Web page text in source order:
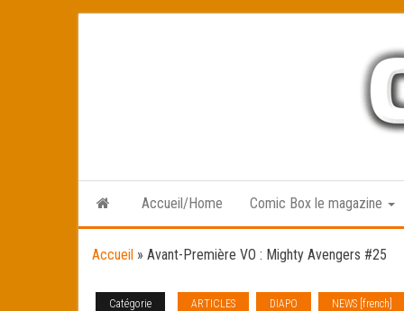
Accueil/Home Comic Box le magazine
Accueil » Avant-Première VO : Mighty Avengers #25
Catégorie ARTICLES DIAPO NEWS [french]